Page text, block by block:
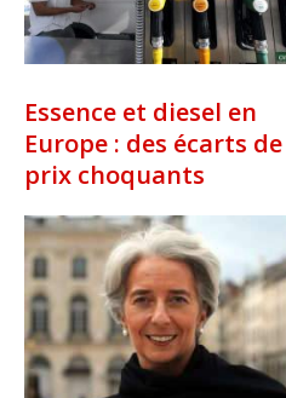
Essence et diesel en
Europe : des écarts de
prix choquants